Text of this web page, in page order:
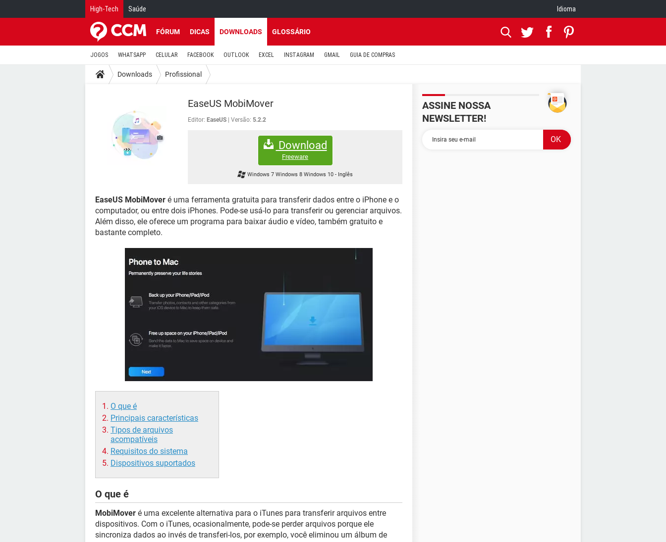
High-Tech Saúde Idioma
FÓRUM DICAS DOWNLOADS GLOSSÁRIO
JOGOS WHATSAPP CELULAR FACEBOOK OUTLOOK EXCEL INSTAGRAM GMAIL GUIA DE COMPRAS
Downloads Profissional
EaseUS MobiMover
Editor: EaseUS Versão: 5.2.2
Download
Freeware
Windows 7 Windows 8 Windows 10- Inglês
EaseUS MobiMover é uma ferramenta gratuita para transferir dados entre o iPhone e o
computador, ou entre dois iPhones. Pode-se usá-lo para transferir ou gerenciar arquivos.
Além disso, ele oferece um programa para baixar áudio e vídeo, também gratuito e
bastante completo.
O que é
Principais características
Tipos de arquivos
acompatíveis
Requisitos do sistema
Dispositivos suportados
O que é
MobiMover é uma excelente alternativa para o iTunes para transferir arquivos entre
dispositivos. Com o iTunes, ocasionalmente, pode-se perder arquivos porque ele
sincroniza dados ao invés de transferi-los, por exemplo, você eliminou um álbum de
ASSINE NOSSA
NEWSLETTER!